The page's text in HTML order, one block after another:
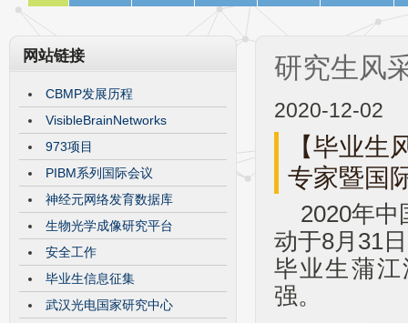
网站链接
CBMP发展历程
VisibleBrainNetworks
973项目
PIBM系列国际会议
神经元网络发育数据库
生物光学成像研究平台
安全工作
毕业生信息征集
武汉光电国家研究中心
研究生风
2020-12-02
【毕业
专家暨国
2020年中
动于8月31
毕业生蒲
强。